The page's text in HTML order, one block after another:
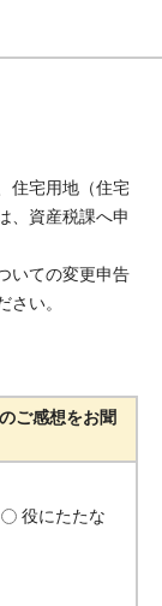
住宅用地（住宅
、資産税課へ申
いての変更申告
さい。
ご感想をお聞
役にたたな